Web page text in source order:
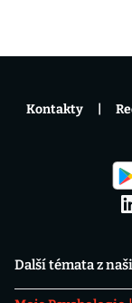
Další témata z
Kontakty